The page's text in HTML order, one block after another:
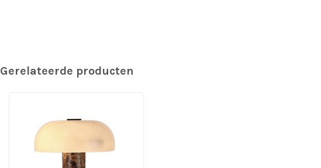
Gerelateerde producten